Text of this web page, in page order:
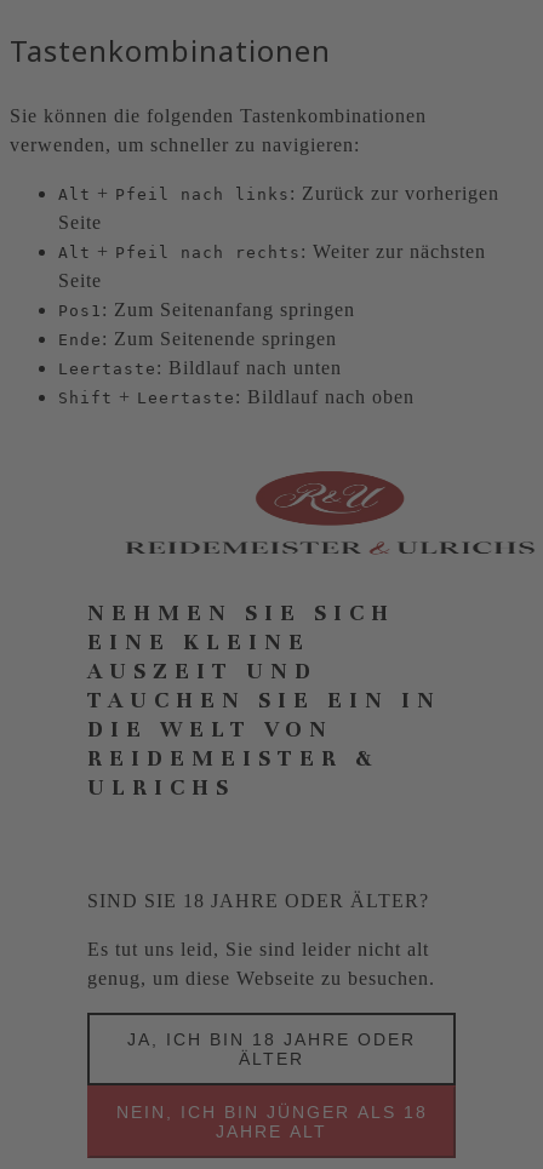
Tastenkombinationen
Sie können die folgenden Tastenkombinationen
verwenden, um schneller zu navigieren:
Alt + Pfeil nach links : Zurück zur vorherigen
Seite
Alt + Pfeil nach rechts : Weiter zur nächsten
Seite
Pos1 : Zum Seitenanfang springen
Ende : Zum Seitenende springen
Leertaste : Bildlauf nach unten
Shift + Leertaste : Bildlauf nach oben
NEHMEN SIE SICH
EINE KLEINE
AUSZEIT UND
TAUCHEN SIE EIN IN
DIE WELT VON
REIDEMEISTER &
ULRICHS
SIND SIE 18 JAHRE ODER ÄLTER?
Es tut uns leid, Sie sind leider nicht alt
genug, um diese Webseite zu besuchen.
JA, ICH BIN 18 JAHRE ODER
ÄLTER
NEIN, ICH BIN JÜNGER ALS 18
JAHRE ALT